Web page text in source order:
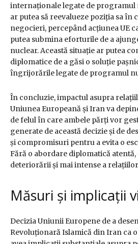
internaționale legate de
ar putea să reevalueze poziția sa în
negocieri, percepând acțiunea UE
putea submina eforturile de a
nuclear. Această situație ar putea
diplomatice de a găsi o soluție
îngrijorările legate de programul
În concluzie, impactul asupra
Uniunea Europeană și Iran va
de felul în care ambele părți vor
generate de această decizie și de
și compromisuri pentru a evita o
Fără o abordare diplomatică
deteriorării și mai intense a
Măsuri și implicații
Decizia Uniunii Europene de a
Revoluționară Islamică din Iran ca